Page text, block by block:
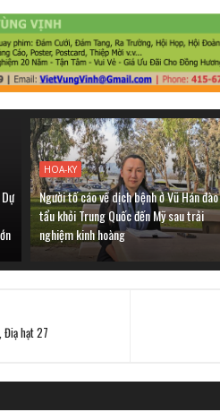
HOA-KY
Người tố cáo về dịch bệnh ở Vũ Hán đào
tẩu khỏi Trung Quốc đến Mỹ sau trải
nghiệm kinh hoàng
Điạ hạt 27